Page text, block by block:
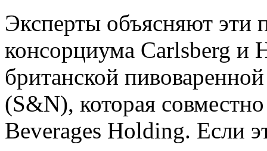
Эксперты объясняют эти
консорциума Carlsberg и
британской
(S&N), которая
Beverages Holding. Если